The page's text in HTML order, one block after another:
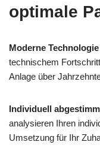
optimale
Moderne
technischem
Anlage über
Individuell
analysieren Ihren
Umsetzung für Ihr